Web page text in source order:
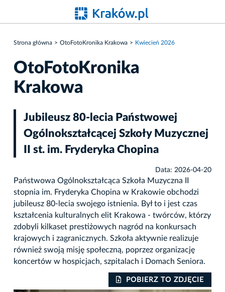
Strona główna OtoFotoKronika Krakowa Kwiecień 2026
OtoFotoKronika
Krakowa
Jubileusz 80-lecia Państwowej
Ogólnokształcącej Szkoły Muzycznej
II st. im. Fryderyka Chopina
Data: 2026-04-20
Państwowa Ogólnokształcąca Szkoła Muzyczna II
stopnia im. Fryderyka Chopina w Krakowie obchodzi
jubileusz 80-lecia swojego istnienia. Był to i jest czas
kształcenia kulturalnych elit Krakowa - twórców, którzy
zdobyli kilkaset prestiżowych nagród na konkursach
krajowych i zagranicznych. Szkoła aktywnie realizuje
również swoją misję społeczną, poprzez organizację
koncertów w hospicjach, szpitalach i Domach Seniora.
POBIERZ TO ZDJĘCIE